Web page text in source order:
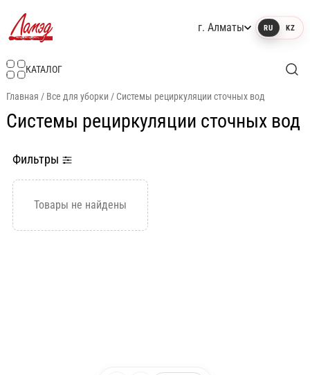
г. Алматы RU KZ
КАТАЛОГ
Главная / Все для уборки / Системы рециркуляции сточных вод
Системы рециркуляции сточных вод
Фильтры
Товары не найдены